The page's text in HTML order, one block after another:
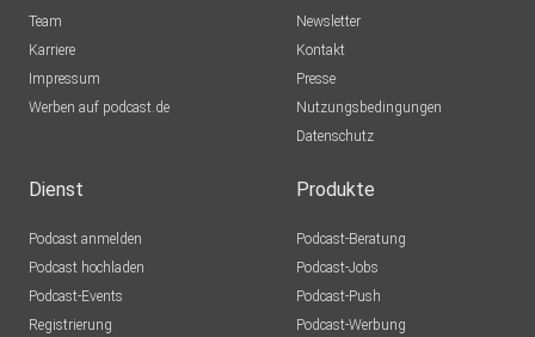
Team
Karriere
Impressum
Werben auf podcast.de
Newsletter
Kontakt
Presse
Nutzungsbedingungen
Datenschutz
Dienst
Podcast anmelden
Podcast hochladen
Podcast-Events
Registrierung
Produkte
Podcast-Beratung
Podcast-Jobs
Podcast-Push
Podcast-Werbung